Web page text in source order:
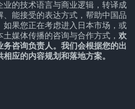
业的技术语言与商业逻辑，转译成
、能接受的表达方式，帮助中国品
如果您正在考虑进入日本市场，或
媒体传播的咨询与合作方式， 欢
咨询负责人。我们会根据您的出
应的内容规划和落地方案。